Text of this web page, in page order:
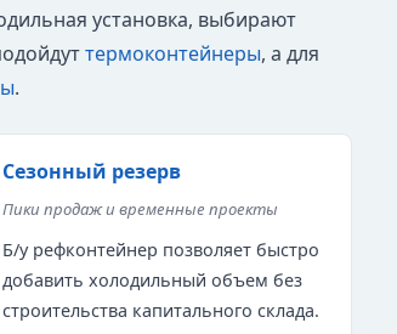
установка, выбирают
термоконтейнеры, а для
.
Сезонный резерв
Пики продаж и временные проекты
Б/у рефконтейнер позволяет быстро
добавить холодильный объем без
строительства капитального склада.